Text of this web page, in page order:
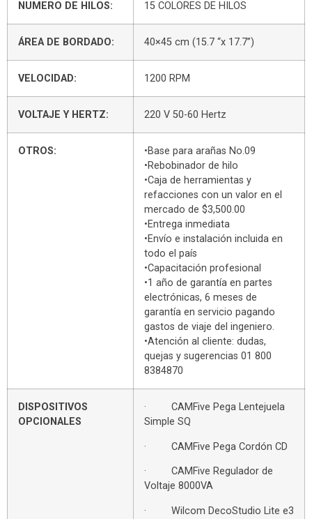
NUMERO DE HILOS: 15 COLORES DE HILOS
ÁREA DE BORDADO: 40×45 cm (15.7 “x 17.7”)
VELOCIDAD: 1200 RPM
VOLTAJE Y HERTZ: 220 V 50-60 Hertz
OTROS:
•Base para arañas No.09
•Rebobinador de hilo
•Caja de herramientas y
refacciones con un valor en el
mercado de $3,500.00
•Entrega inmediata
•Envío e instalación incluida en
todo el país
•Capacitación profesional
•1 año de garantía en partes
electrónicas, 6 meses de
garantía en servicio pagando
gastos de viaje del ingeniero.
•Atención al cliente: dudas,
quejas y sugerencias 01 800
8384870
DISPOSITIVOS
OPCIONALES
· CAMFive Pega Lentejuela
Simple SQ
· CAMFive Pega Cordón CD
· CAMFive Regulador de
Voltaje 8000VA
· Wilcom DecoStudio Lite e3